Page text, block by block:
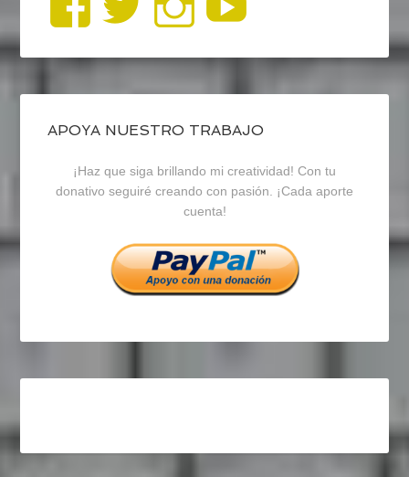
perfil
de
blogrecursosep
en
Facebook
perfil
de
recursosep
en
Twitter
perfil
de
recursosep
en
Instagram
APOYA NUESTRO TRABAJO
¡Haz que siga brillando mi creatividad! Con tu
donativo seguiré creando con pasión. ¡Cada aporte
cuenta!